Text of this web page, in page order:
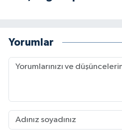
Yorumlar